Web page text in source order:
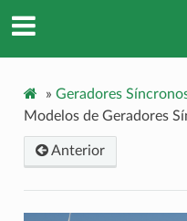
» Geradores
Modelos de Geradores
Anterior